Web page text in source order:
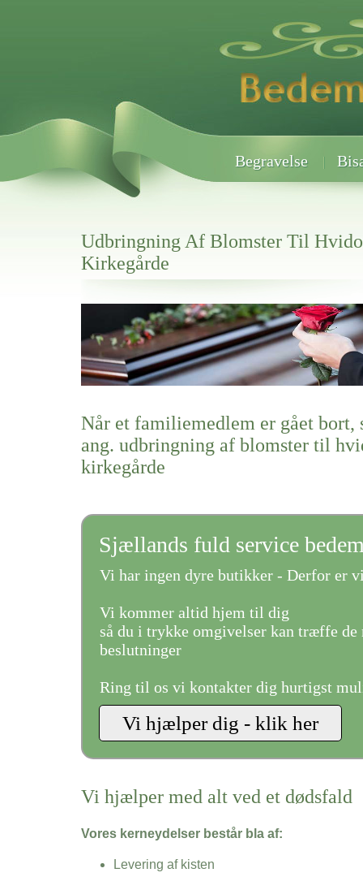
Begravelse
Udbringning Af Blomster Til
Kirkegårde
Her hos os får du altid en god afslutning når det gælder
Udbringning Af Blomster Til Hvidovre Kirkegårde
vi hjælper i alle faser af begravelsel
Når et familiemedlem er gået bort,
ang. udbringning af blomster til
kirkegårde
Sjællands fuld service
Vi har ingen dyre butikker - Derfor er
Vi kommer altid hjem til dig
så du i trykke omgivelser kan træffe de
beslutninger
Ring til os vi kontakter dig hurtigst
Vi hjælper med alt ved et dødsfald
Vores kerneydelser består bla af:
Levering af kisten